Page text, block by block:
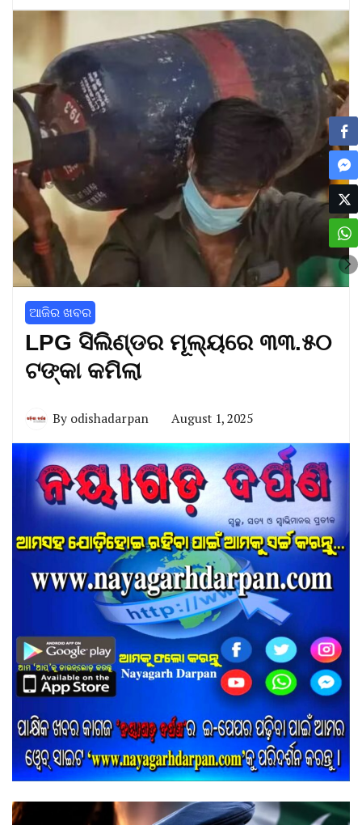
ଆଜିର ଖବର
LPG ସିଲିଣ୍ଡର ମୂଲ୍ୟରେ ୩୩.୫୦
ଟଙ୍କା କମିଲା
By odishadarpan August 1, 2025